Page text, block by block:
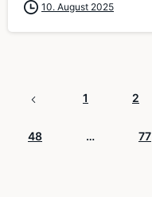
10. August 2025
1 2
48 … 77